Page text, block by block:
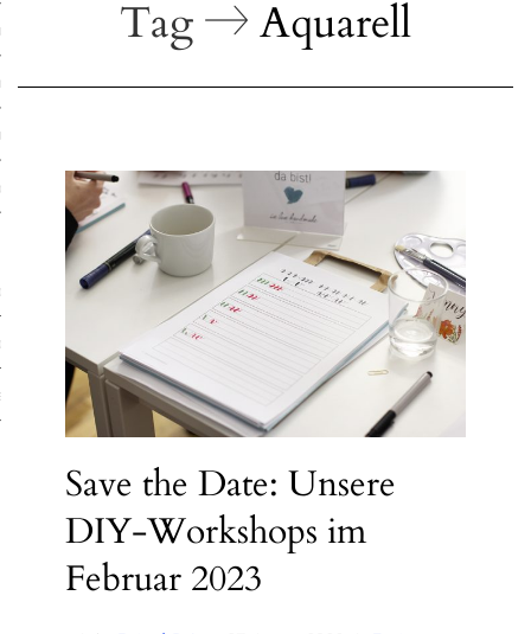
Workshops
Location
Workshops
Tag Aquarell
Save the Date: Unsere
DIY-Workshops im
Februar 2023